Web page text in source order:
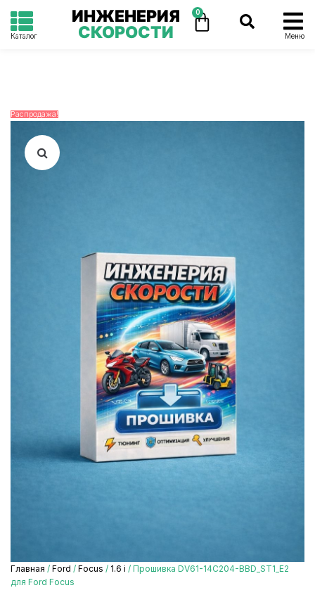
Каталог
ИНЖЕНЕРИЯ
СКОРОСТИ
0
Меню
Распродажа!
Главная / Ford / Focus / 1.6 i / Прошивка DV61-14C204-BBD_ST1_E2
для Ford Focus